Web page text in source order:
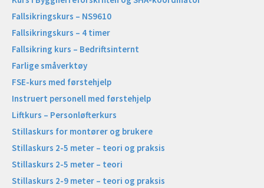
Fallsikringskurs – NS9610
Fallsikringskurs – 4 timer
Fallsikring kurs – Bedriftsinternt
Farlige småverktøy
FSE-kurs med førstehjelp
Instruert personell med førstehjelp
Liftkurs – Personløfterkurs
Stillaskurs for montører og brukere
Stillaskurs 2-5 meter – teori og praksis
Stillaskurs 2-5 meter – teori
Stillaskurs 2-9 meter – teori og praksis